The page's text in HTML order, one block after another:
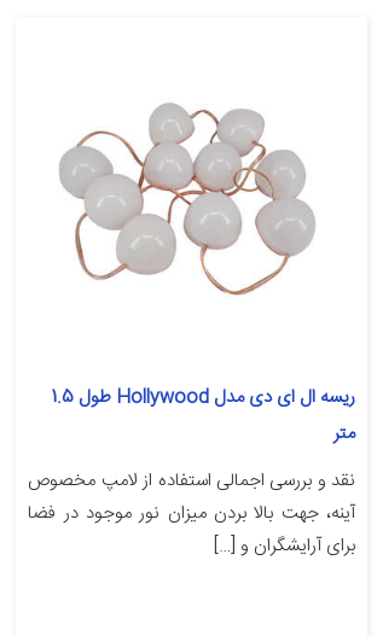
ریسه ال ای دی مدل Hollywood طول 1.5
متر
نقد و بررسی اجمالی استفاده از لامپ مخصوص
آینه، جهت بالا بردن میزان نور موجود در فضا
برای آرایشگران و […]